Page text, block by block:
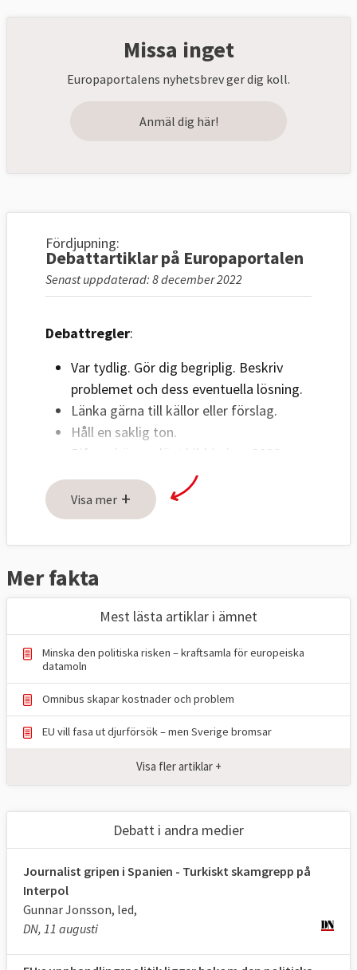
Missa inget
Europaportalens nyhetsbrev ger dig koll.
Anmäl dig här!
Fördjupning:
Debattartiklar på Europaportalen
Senast uppdaterad: 8 december 2022
Debattregler:
Var tydlig. Gör dig begriplig. Beskriv
problemet och dess eventuella lösning.
Länka gärna till källor eller förslag.
Håll en saklig ton.
Bifoga högupplöst bild (minst 2000
pixlar) på debattör i liggande format.
Ange fotograf.
Om fler personer ska visas på bild
Skicka text och bild till:
red@europaportalen.se
Visa mer +
Mer fakta
Mest lästa artiklar i ämnet
Minska den politiska risken – kraftsamla för europeiska
datamoln
Omnibus skapar kostnader och problem
EU vill fasa ut djurförsök – men Sverige bromsar
Visa fler artiklar +
Debatt i andra medier
Journalist gripen i Spanien - Turkiskt skamgrepp på
Interpol
Gunnar Jonsson, led,
DN, 11 augusti